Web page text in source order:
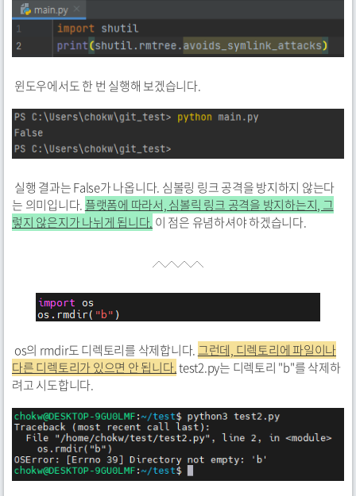
윈도우에서도 한 번 실행해 보겠습니다.
실행 결과는 False가 나옵니다. 심볼링 링크 공격을 방지하지 않는다
는 의미입니다. 플랫폼에 따라서, 심볼릭 링크 공격을 방지하는지, 그
렇지 않은지가 나뉘게 됩니다. 이 점은 유념하셔야 하겠습니다.
os의 rmdir도 디렉토리를 삭제합니다. 그런데, 디렉토리에 파일이나
다른 디렉토리가 있으면 안 됩니다.test2.py는 디렉토리 "b"를 삭제하
려고 시도합니다.